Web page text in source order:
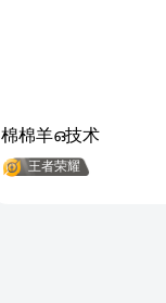
棉棉羊ഒ技术
王者荣耀